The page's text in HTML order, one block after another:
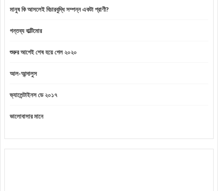
মানুষ কি আসলেই বিচারবুদ্ধি সম্পন্ন একটা প্রাণী?
গন্তব্য বাল্টিমোর
শুরুর আগেই শেষ হয়ে গেল ২০২০
আল-আন্দালুস
ভ্যালেন্টাইনস ডে ২০১৭
ভালোবাসার মানে